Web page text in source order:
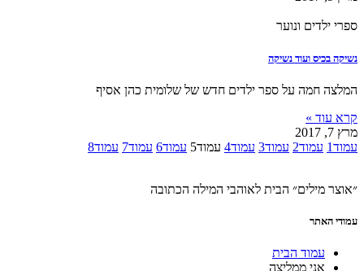
ספרי ילדים ונוער
נשיקה בכיס ועוד נשיקה
המלצה חמה על ספר ילדים חדש של שלומית כהן אסיף
קרא עוד »
מרץ 7, 2017
עמוד1 עמוד2 עמוד3 עמוד4 עמוד5 עמוד6 עמוד7 עמוד8
״אוצר מילים״ הבית לאוהבי המילה הכתובה
עמודי האתר
עמוד הבית
אני ממליצה